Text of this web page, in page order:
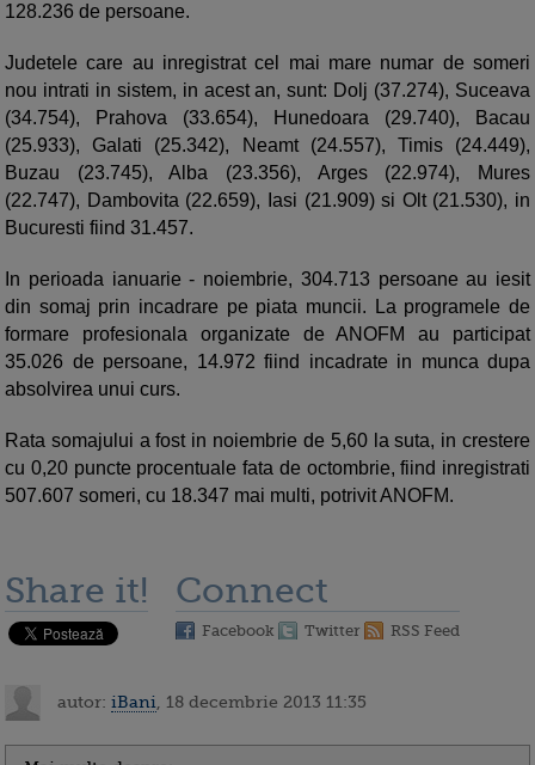
128.236 de persoane.
Judetele care au inregistrat cel mai mare numar de someri
nou intrati in sistem, in acest an, sunt: Dolj (37.274), Suceava
(34.754), Prahova (33.654), Hunedoara (29.740), Bacau
(25.933), Galati (25.342), Neamt (24.557), Timis (24.449),
Buzau (23.745), Alba (23.356), Arges (22.974), Mures
(22.747), Dambovita (22.659), Iasi (21.909) si Olt (21.530), in
Bucuresti fiind 31.457.
In perioada ianuarie - noiembrie, 304.713 persoane au iesit
din somaj prin incadrare pe piata muncii. La programele de
formare profesionala organizate de ANOFM au participat
35.026 de persoane, 14.972 fiind incadrate in munca dupa
absolvirea unui curs.
Rata somajului a fost in noiembrie de 5,60 la suta, in crestere
cu 0,20 puncte procentuale fata de octombrie, fiind inregistrati
507.607 someri, cu 18.347 mai multi, potrivit ANOFM.
Share it! Connect
Facebook Twitter RSS Feed
autor: iBani , 18 decembrie 2013 11:35